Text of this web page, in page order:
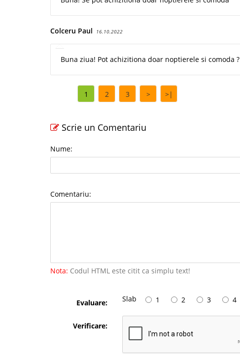
Colceru Paul 16.10.2022
Buna ziua! Pot achizitiona doar noptierele si comoda ?
1 2 3 > >|
Scrie un Comentariu
Nume:
Comentariu:
Nota: Codul HTML este citit ca simplu text!
Evaluare: Slab 1 2 3 4
Verificare: